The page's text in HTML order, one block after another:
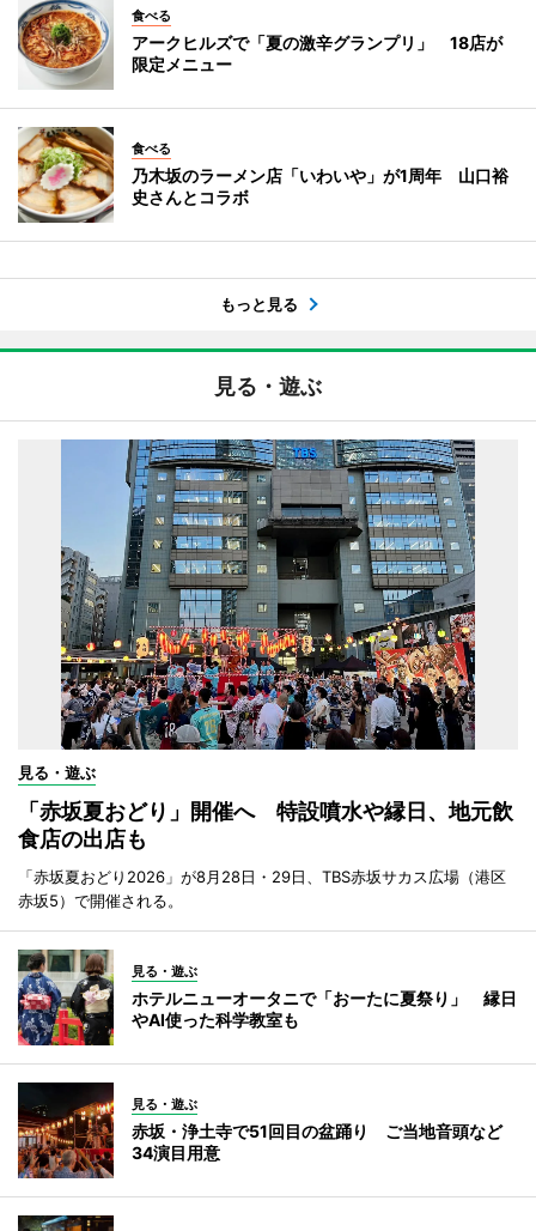
食べる
アークヒルズで「夏の激辛グランプリ」 18店が
限定メニュー
食べる
乃木坂のラーメン店「いわいや」が1周年 山口裕
史さんとコラボ
もっと見る
見る・遊ぶ
見る・遊ぶ
「赤坂夏おどり」開催へ 特設噴水や縁日、地元飲
食店の出店も
「赤坂夏おどり2026」が8月28日・29日、TBS赤坂サカス広場（港区
赤坂5）で開催される。
見る・遊ぶ
ホテルニューオータニで「おーたに夏祭り」 縁日
やAI使った科学教室も
見る・遊ぶ
赤坂・浄土寺で51回目の盆踊り ご当地音頭など
34演目用意